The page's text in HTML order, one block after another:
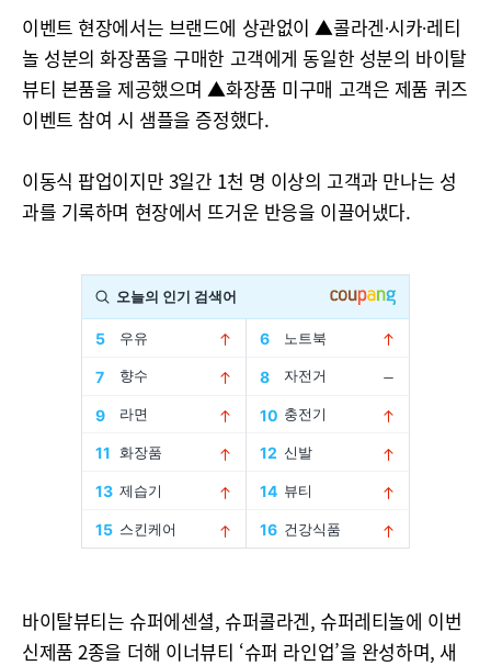
이벤트 현장에서는 브랜드에 상관없이 ▲콜라겐∙시카∙레티
놀 성분의 화장품을 구매한 고객에게 동일한 성분의 바이탈
뷰티 본품을 제공했으며 ▲화장품 미구매 고객은 제품 퀴즈
이벤트 참여 시 샘플을 증정했다.
이동식 팝업이지만 3일간 1천 명 이상의 고객과 만나는 성
과를 기록하며 현장에서 뜨거운 반응을 이끌어냈다.
바이탈뷰티는 슈퍼에센셜, 슈퍼콜라겐, 슈퍼레티놀에 이번
신제품 2종을 더해 이너뷰티 ‘슈퍼 라인업’을 완성하며, 새